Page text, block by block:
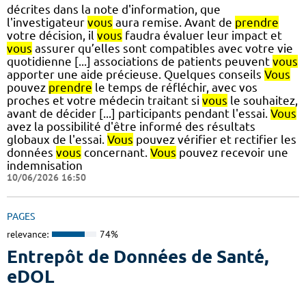
décrites dans la note d'information, que
l'investigateur vous aura remise. Avant de prendre
votre décision, il vous faudra évaluer leur impact et
vous assurer qu’elles sont compatibles avec votre vie
quotidienne [...] associations de patients peuvent vous
apporter une aide précieuse. Quelques conseils Vous
pouvez prendre le temps de réfléchir, avec vos
proches et votre médecin traitant si vous le souhaitez,
avant de décider [...] participants pendant l'essai. Vous
avez la possibilité d'être informé des résultats
globaux de l'essai. Vous pouvez vérifier et rectifier les
données vous concernant. Vous pouvez recevoir une
indemnisation
10/06/2026 16:50
PAGES
relevance: 74%
Entrepôt de Données de Santé,
eDOL